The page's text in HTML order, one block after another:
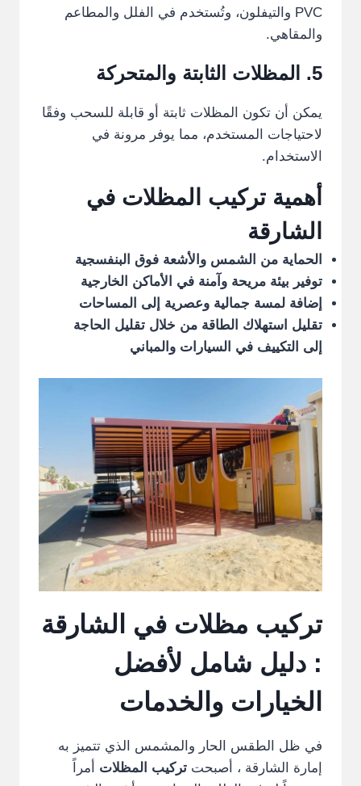
PVC والتيفلون، وتُستخدم في الفلل والمطاعم
والمقاهي.
5. المظلات الثابتة والمتحركة
يمكن أن تكون المظلات ثابتة أو قابلة للسحب وفقًا
لاحتياجات المستخدم، مما يوفر مرونة في
الاستخدام.
أهمية تركيب المظلات في
الشارقة
الحماية من الشمس والأشعة فوق البنفسجية
توفير بيئة مريحة وآمنة في الأماكن الخارجية
إضافة لمسة جمالية وعصرية إلى المساحات
تقليل استهلاك الطاقة من خلال تقليل الحاجة
إلى التكييف في السيارات والمباني
تركيب مظلات في الشارقة
: دليل شامل لأفضل
الخيارات والخدمات
في ظل الطقس الحار والمشمس الذي تتميز به
إمارة الشارقة ، أصبحت تركيب المظلات أمراً